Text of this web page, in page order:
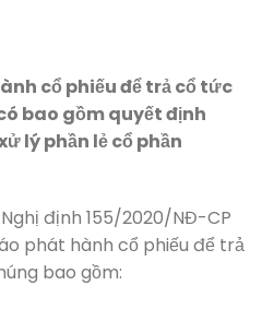
cổ phiếu để trả cổ tức
bao gồm quyết định
lý phần lẻ cổ phần
định 155/2020/NĐ-CP
phát hành cổ phiếu để trả
bao gồm: